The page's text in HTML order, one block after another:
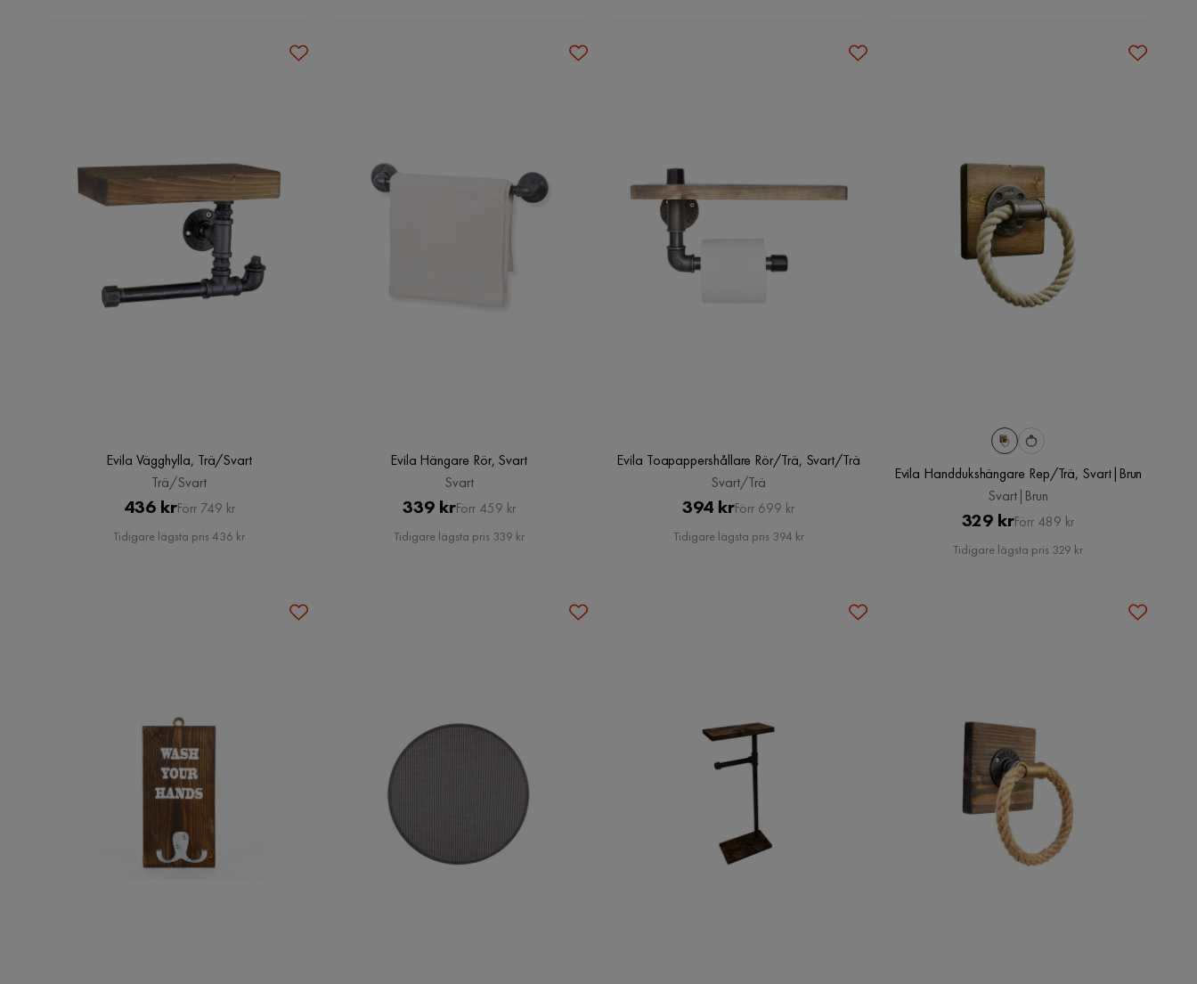
Evila Vägghylla, Trä/Svart
Trä/Svart
Pris
436 krOriginal
Pris
Förr 749 kr
Tidigare lägsta pris 436 kr
Evila Hängare Rör, Svart
Svart
Pris
339 krOriginal
Pris
Förr 459 kr
Tidigare lägsta pris 339 kr
Evila Toapappershållare Rör/Trä, Svart/Trä
Svart/Trä
Pris
394 krOriginal
Pris
Förr 699 kr
Tidigare lägsta pris 394 kr
Evila Handdukshängare Rep/Trä, Svart|Brun
Svart|Brun
Pris
329 krOriginal
Pris
Förr 489 kr
Tidigare lägsta pris 329 kr